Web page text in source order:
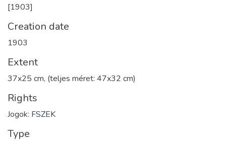
[1903]
Creation date
1903
Extent
37x25 cm, (teljes méret: 47x32 cm)
Rights
Jogok: FSZEK
Type